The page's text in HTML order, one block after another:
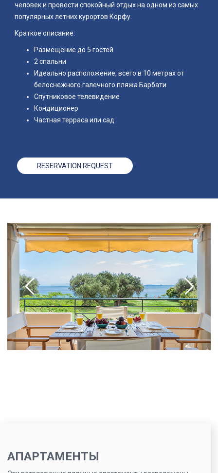
человек и провести спокойный отдых на одном из самых
популярных летних курортов Корфу.
Краткое описание:
Размещение до 5 гостей
2 спальни
Идеально расположение, всего в 10 метрах от
белоснежного галечного пляжа Барбати
Спутниковое телевидение
Кондиционер
Частная терраса или сад
RESERVATION REQUEST
АПАРТАМЕНТЫ